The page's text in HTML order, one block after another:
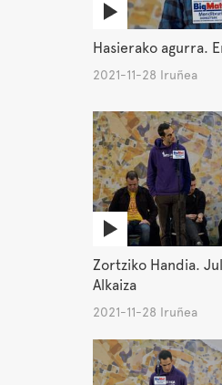
Hasierako agurra.
2021-11-28 Iruñea
Zortziko Handia.
Alkaiza
2021-11-28 Iruñea